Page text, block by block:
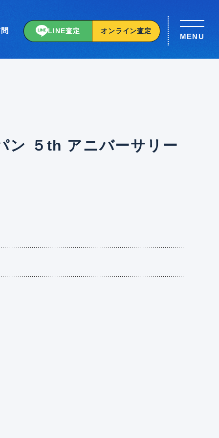
LINE査定 オンライン査定
MENU
ン ５th アニバーサリー